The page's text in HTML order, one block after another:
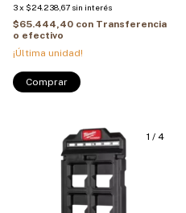
3x $24.238,67 sin interés
$65.444,40 con Transferencia
o efectivo
¡Última unidad!
1 / 4